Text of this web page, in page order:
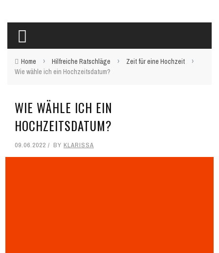
Home › Hilfreiche Ratschläge › Zeit für eine Hochzeit ›
Wie wähle ich ein Hochzeitsdatum?
WIE WÄHLE ICH EIN
HOCHZEITSDATUM?
09.06.2022 BY KLARISSA